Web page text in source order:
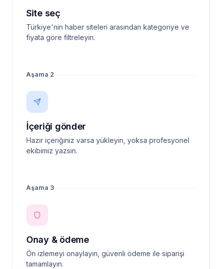
Site seç
Türkiye'nin haber siteleri arasından kategoriye ve
fiyata göre filtreleyin.
Aşama 2
İçeriği gönder
Hazır içeriğiniz varsa yükleyin, yoksa profesyonel
ekibimiz yazsın.
Aşama 3
Onay & ödeme
Ön izlemeyi onaylayın, güvenli ödeme ile siparişi
tamamlayın.